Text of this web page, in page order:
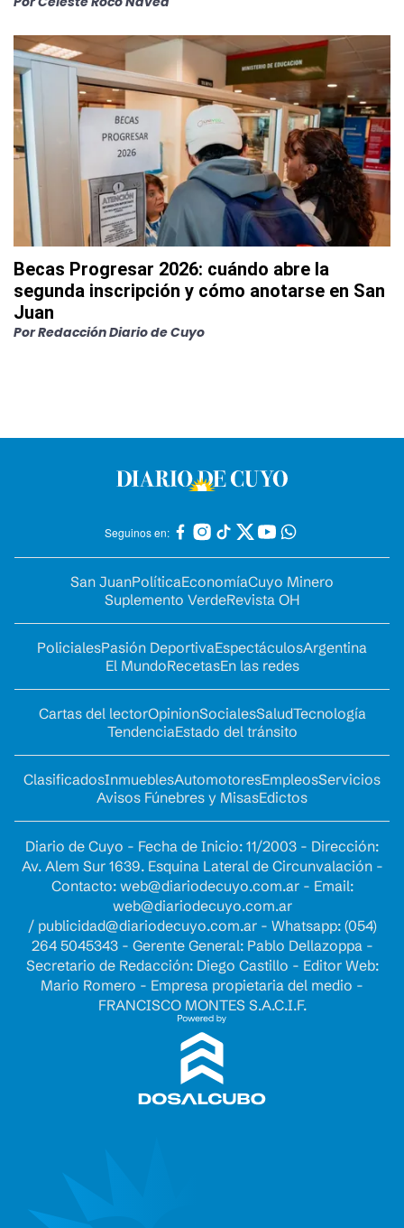
Becas Progresar 2026: cuándo abre la
segunda inscripción y cómo anotarse en San
Juan
PorRedacción Diario de Cuyo
Seguinos en:
San JuanPolíticaEconomíaCuyo Minero
Suplemento VerdeRevista OH
PolicialesPasión DeportivaEspectáculosArgentina
El MundoRecetasEn las redes
Cartas del lectorOpinionSocialesSaludTecnología
TendenciaEstado del tránsito
ClasificadosInmueblesAutomotoresEmpleosServicios
Avisos Fúnebres y MisasEdictos
Diario de Cuyo - Fecha de Inicio: 11/2003 - Dirección:
Av. Alem Sur 1639. Esquina Lateral de Circunvalación -
Contacto: web@diariodecuyo.com.ar- Email:
web@diariodecuyo.com.ar
/ publicidad@diariodecuyo.com.ar- Whatsapp: (054)
264 5045343 - Gerente General: Pablo Dellazoppa -
Secretario de Redacción: Diego Castillo - Editor Web:
Mario Romero - Empresa propietaria del medio -
FRANCISCO MONTES S.A.C.I.F.